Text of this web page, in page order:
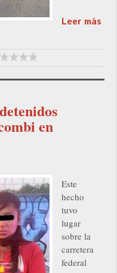
Leer más
en
Este
hecho
tuvo
lugar
sobre la
carretera
federal